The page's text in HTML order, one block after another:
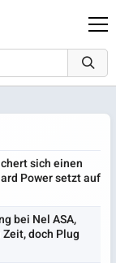
sich einen
Power setzt auf
bei Nel ASA,
doch Plug